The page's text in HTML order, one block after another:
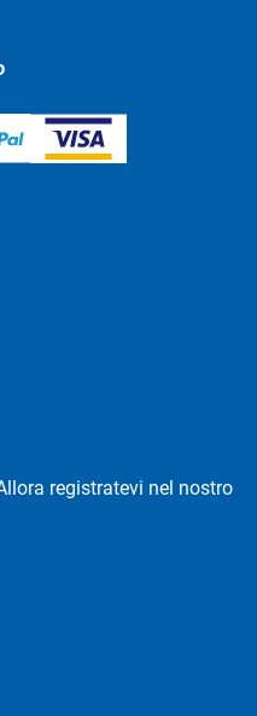
registratevi nel nostro